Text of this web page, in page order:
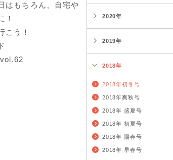
2020年
2019年
2018年
2018年初冬号
2018年爽秋号
2018年 盛夏号
2018年 初夏号
2018年 陽春号
2018年 早春号
もちろん、自宅や
！
こう！